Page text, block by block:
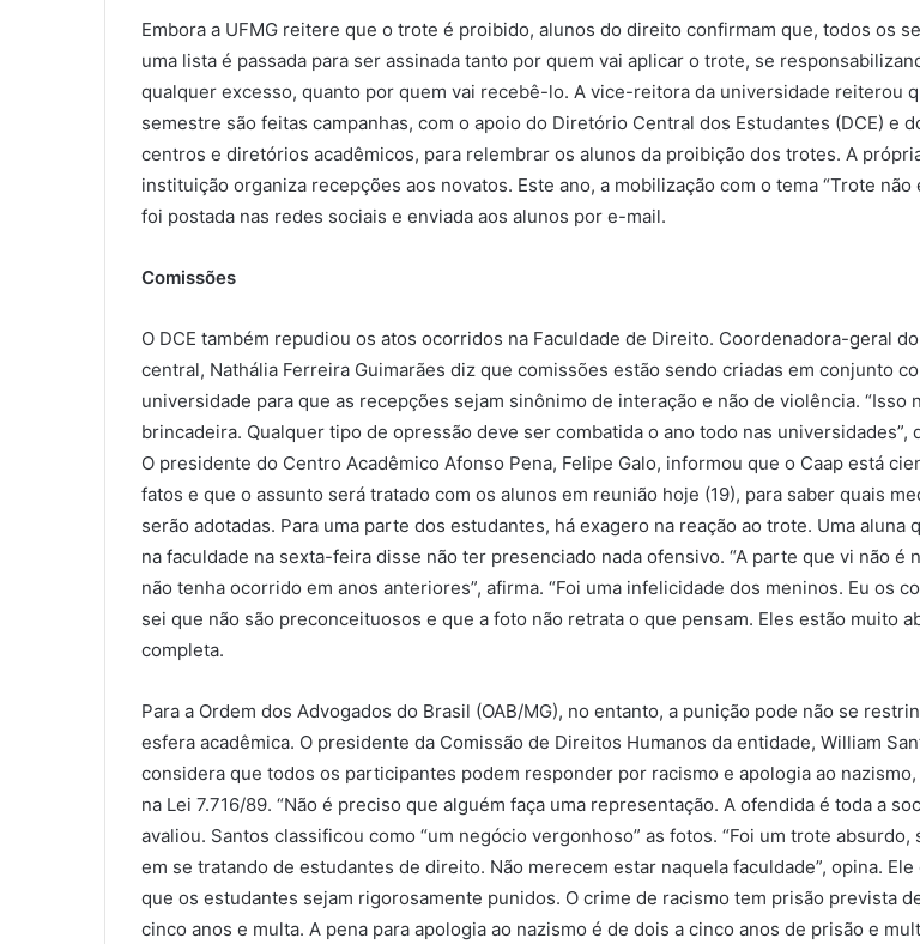
Embora a UFMG reitere que o trote é proibido, alunos do direito confirmam que, todos os
uma lista é passada para ser assinada tanto por quem vai aplicar o trote, se
qualquer excesso, quanto por quem vai recebê-lo. A vice-reitora da universidade reiterou
semestre são feitas campanhas, com o apoio do Diretório Central dos Estudantes (DCE) e
centros e diretórios acadêmicos, para relembrar os alunos da proibição dos trotes. A
instituição organiza recepções aos novatos. Este ano, a mobilização com o tema “Trote não
foi postada nas redes sociais e enviada aos alunos por e-mail.
Comissões
O DCE também repudiou os atos ocorridos na Faculdade de Direito. Coordenadora-geral
central, Nathália Ferreira Guimarães diz que comissões estão sendo criadas em conjunto
universidade para que as recepções sejam sinônimo de interação e não de violência. “Isso
brincadeira. Qualquer tipo de opressão deve ser combatida o ano todo nas universidades”,
O presidente do Centro Acadêmico Afonso Pena, Felipe Galo, informou que o Caap está
fatos e que o assunto será tratado com os alunos em reunião hoje (19), para saber quais
serão adotadas. Para uma parte dos estudantes, há exagero na reação ao trote. Uma aluna
na faculdade na sexta-feira disse não ter presenciado nada ofensivo. “A parte que vi não é
não tenha ocorrido em anos anteriores”, afirma. “Foi uma infelicidade dos meninos. Eu os
sei que não são preconceituosos e que a foto não retrata o que pensam. Eles estão muito
completa.
Para a Ordem dos Advogados do Brasil (OAB/MG), no entanto, a punição pode não se
esfera acadêmica. O presidente da Comissão de Direitos Humanos da entidade, William
considera que todos os participantes podem responder por racismo e apologia ao
na Lei 7.716/89. “Não é preciso que alguém faça uma representação. A ofendida é toda a
avaliou. Santos classificou como “um negócio vergonhoso” as fotos. “Foi um trote absurdo,
em se tratando de estudantes de direito. Não merecem estar naquela faculdade”, opina. Ele
que os estudantes sejam rigorosamente punidos. O crime de racismo tem prisão prevista
cinco anos e multa. A pena para apologia ao nazismo é de dois a cinco anos de prisão e